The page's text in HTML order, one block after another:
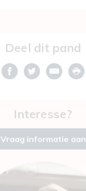
Deel dit pand
Interesse?
Vraag informatie aan